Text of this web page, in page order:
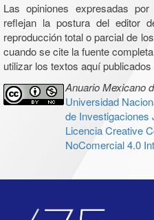
Las opiniones expresadas
reflejan la postura del editor
reproducción total o parcial de
cuando se cite la fuente
utilizar los textos aquí
Anuario Mexicano
Universidad
de Investigaciones
Licencia Creative
NoComercial 4.0